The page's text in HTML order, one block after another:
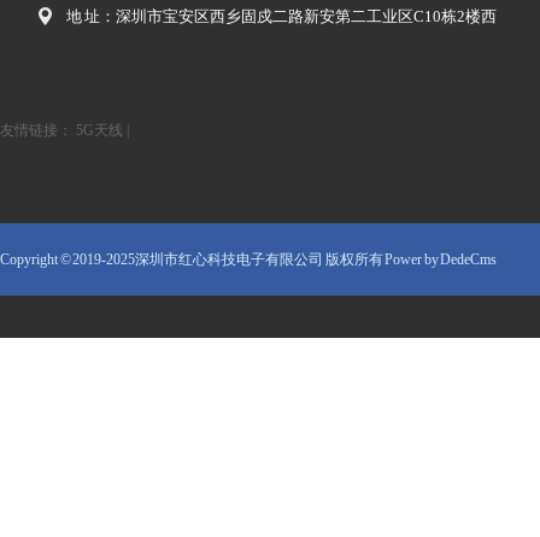
地 址：深圳市宝安区西乡固戍二路新安第二工业区C10栋2楼西
友情链接： 5G天线
Copyright © 2019-2025深圳市红心科技电子有限公司 版权所有Power by DedeCms